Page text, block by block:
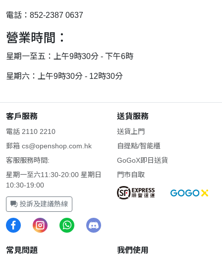
電話：852-2387 0637
營業時間：
星期一至五：上午9時30分 - 下午6時
星期六：上午9時30分 - 12時30分
客戶服務
電話 2110 2210
郵箱 cs@openshop.com.hk
客服服務時間:
星期一至六11:30-20:00 星期日
10:30-19:00
投訴及建議熱線
送貨服務
送貨上門
自提點/智能櫃
GoGoX即日送貨
門市自取
常見問題 我們使用